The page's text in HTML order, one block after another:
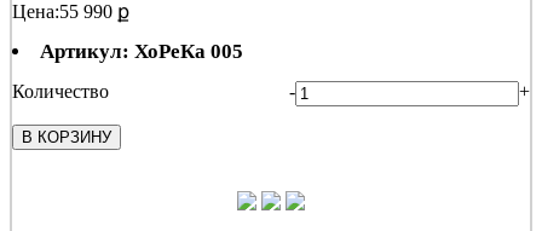
Цена:55 990 ք
Артикул: ХоРеКа 005
Количество - +
В КОРЗИНУ